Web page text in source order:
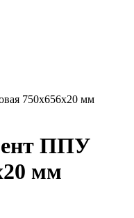
750х656х20 мм
ППУ
мм